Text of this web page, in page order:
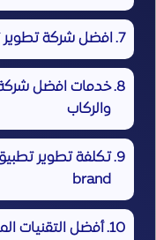
افضل شركة تطوير
خدمات افضل شركة
والركاب
brand
أفضل التقنيات